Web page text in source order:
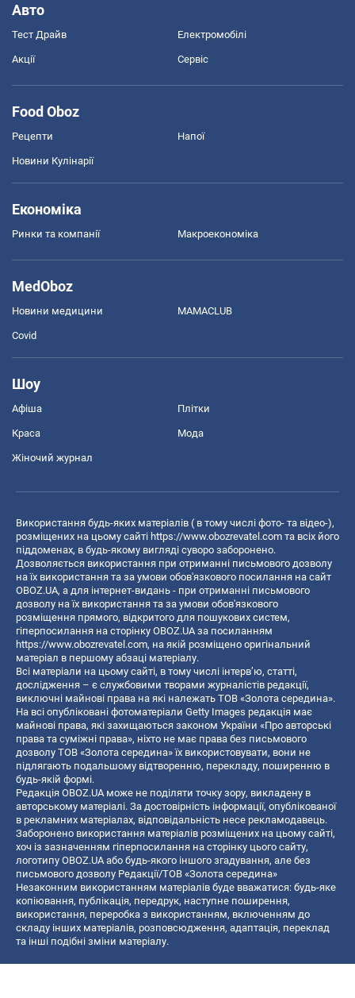
Авто
Тест Драйв Електромобілі
Акції Сервіс
Food Oboz
Рецепти Напої
Новини Кулінарії
Економіка
Ринки та компанії Макроекономіка
MedOboz
Новини медицини MAMACLUB
Covid
Шоу
Афіша Плітки
Краса Мода
Жіночий журнал
Використання будь-яких матеріалів ( в тому числі фото- та відео-),
розміщених на цьому сайті https://www.obozrevatel.com та всіх його
піддоменах, в будь-якому вигляді суворо заборонено.
Дозволяється використання при отриманні письмового дозволу
на їх використання та за умови обов'язкового посилання на сайт
OBOZ.UA, а для інтернет-видань - при отриманні письмового
дозволу на їх використання та за умови обов'язкового
розміщення прямого, відкритого для пошукових систем,
гіперпосилання на сторінку OBOZ.UA за посиланням
https://www.obozrevatel.com, на якій розміщено оригінальний
матеріал в першому абзаці матеріалу.
Всі матеріали на цьому сайті, в тому числі інтерв’ю, статті,
дослідження – є службовими творами журналістів редакції,
виключні майнові права на які належать ТОВ «Золота середина».
На всі опубліковані фотоматеріали Getty Images редакція має
майнові права, які захищаються законом України «Про авторські
права та суміжні права», ніхто не має права без письмового
дозволу ТОВ «Золота середина» їх використовувати, вони не
підлягають подальшому відтворенню, перекладу, поширенню в
будь-якій формі.
Редакція OBOZ.UA може не поділяти точку зору, викладену в
авторському матеріалі. За достовірність інформації, опублікованої
в рекламних матеріалах, відповідальність несе рекламодавець.
Заборонено використання матеріалів розміщених на цьому сайті,
хоч із зазначенням гіперпосилання на сторінку цього сайту,
логотипу OBOZ.UA або будь-якого іншого згадування, але без
письмового дозволу Редакції/ТОВ «Золота середина»
Незаконним використанням матеріалів буде вважатися: будь-яке
копiювання, публiкацiя, передрук, наступне поширення,
використання, переробка з використанням, включенням до
складу інших матеріалів, розповсюдження, адаптація, переклад
та інші подібні зміни матеріалу.